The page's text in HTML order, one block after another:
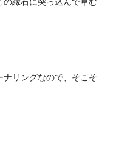
リングなので、そこそ